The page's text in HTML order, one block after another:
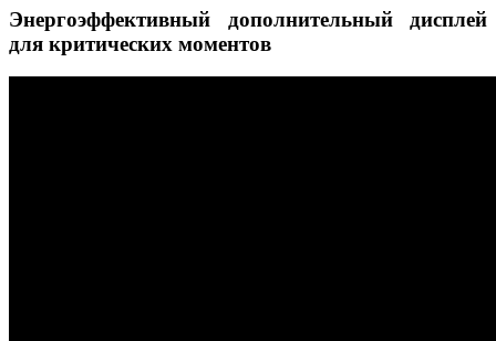
Энергоэффективный дополнительный дисплей
для критических моментов